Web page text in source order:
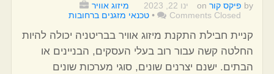
by פיקס קור on ינו 22, 2023
מיזוג אוויר
Comments Closed
• טכנאי מזגנים ברחובות
קניית חבילת התקנת מיזוג אוויר בבריטניה יכולה להיות
החלטה קשה עבור רוב בעלי העסקים, הבניינים או
הבתים. ישנם יצרנים שונים, סוגי מערכות שונים